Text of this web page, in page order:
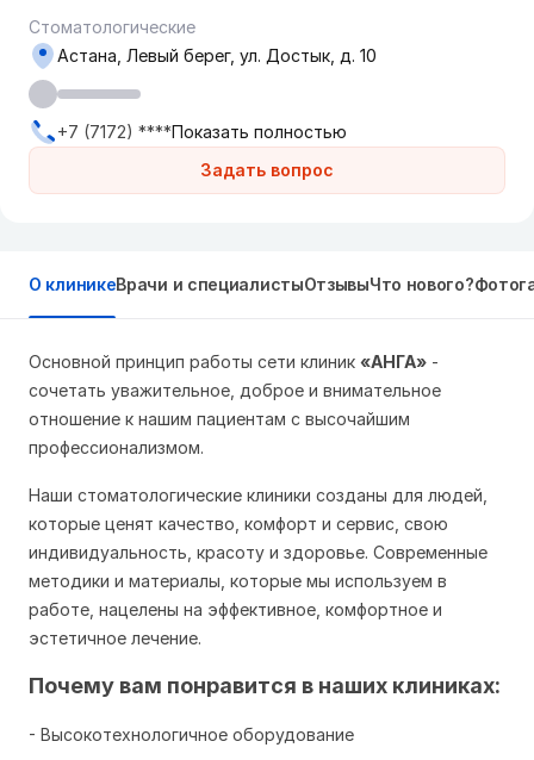
Стоматологические
Задать вопрос
Астана, Левый берег, ул. Достык, д. 10
+7 (7172) ****Показать полностью
О клиникеВрачи и специалистыОтзывыЧто нового?
Основной принцип работы сети клиник «АНГА» -
сочетать уважительное, доброе и внимательное
отношение к нашим пациентам с высочайшим
профессионализмом.
Наши стоматологические клиники созданы для людей,
которые ценят качество, комфорт и сервис, свою
индивидуальность, красоту и здоровье. Современные
методики и материалы, которые мы используем в
работе, нацелены на эффективное, комфортное и
эстетичное лечение.
Почему вам понравится в наших клиниках:
- Высокотехнологичное оборудование